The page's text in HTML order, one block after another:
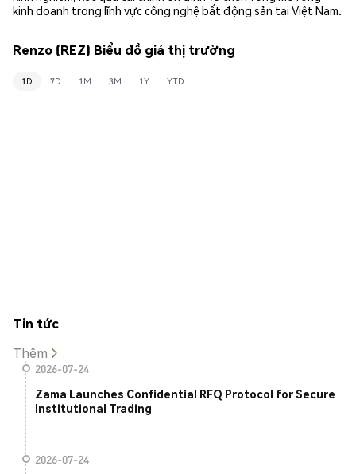
kinh doanh trong lĩnh vực công nghệ bất động sản tại Việt Nam.
Renzo (REZ) Biểu đồ giá thị trường
1D 7D 1M 3M 1Y YTD
Tin tức
Thêm
2026-07-24
Zama Launches Confidential RFQ Protocol for Secure
Institutional Trading
2026-07-24